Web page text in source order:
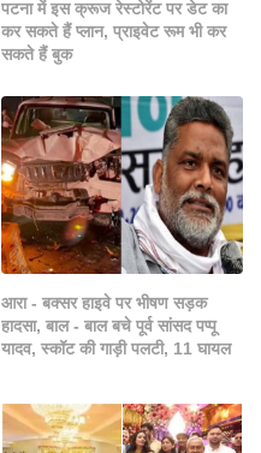
पटना में इस क्रूज रेस्टोरेंट पर डेट का
कर सकते हैं प्लान, प्राइवेट रूम भी कर
सकते हैं बुक
आरा - बक्सर हाइवे पर भीषण सड़क
हादसा, बाल - बाल बचे पूर्व सांसद पप्पू
यादव, स्कॉट की गाड़ी पलटी, 11 घायल